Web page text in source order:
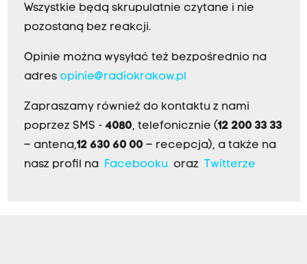
Wszystkie będą skrupulatnie czytane i nie
pozostaną bez reakcji.
Opinie można wysyłać też bezpośrednio na
adres opinie@radiokrakow.pl
Zapraszamy również do kontaktu z nami
poprzez SMS - 4080, telefonicznie (12 200 33 33
– antena,12 630 60 00 – recepcja), a także na
nasz profil na
Facebookuoraz Twitterze